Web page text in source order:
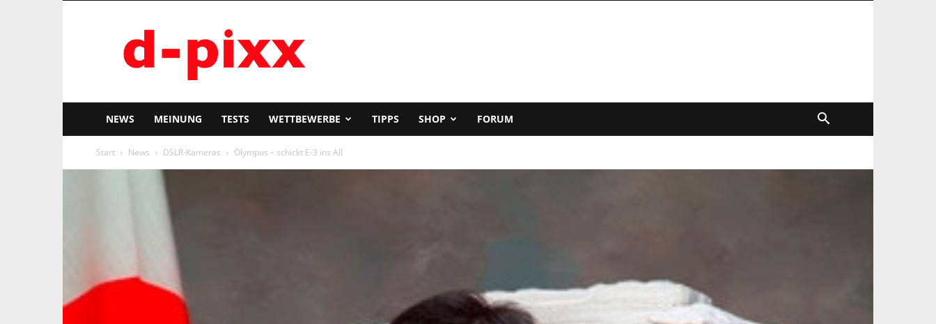
pixx
NEWS MEINUNG TESTS WETTBEWERBE TIPPS SHOP FORUM
Start News DSLR-Kameras Olympus – schickt E-3 ins All